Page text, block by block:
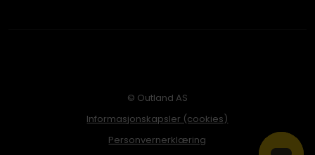
© Outland AS
Informasjonskapsler (cookies)
Personvernerklæring